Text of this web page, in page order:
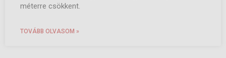
méterre csökkent.
TOVÁBB OLVASOM »